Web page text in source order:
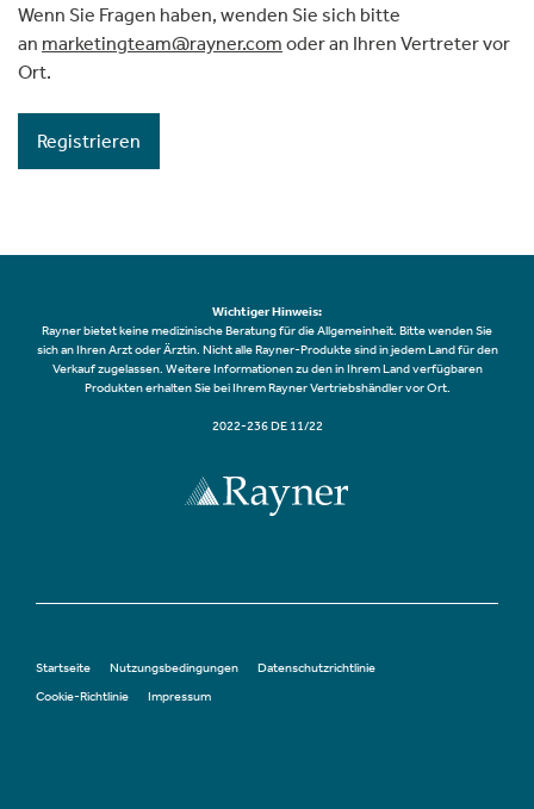
Wenn Sie Fragen haben, wenden Sie sich bitte
an marketingteam@rayner.com oder an Ihren Vertreter vor
Ort.
Wichtiger Hinweis:
Rayner bietet keine medizinische Beratung für die Allgemeinheit. Bitte wenden Sie
sich an Ihren Arzt oder Ärztin. Nicht alle Rayner-Produkte sind in jedem Land für den
Verkauf zugelassen. Weitere Informationen zu den in Ihrem Land verfügbaren
Produkten erhalten Sie bei Ihrem Rayner Vertriebshändler vor Ort.
2022-236 DE 11/22
Startseite Nutzungsbedingungen
Datenschutzrichtlinie
Cookie-Richtlinie
Impressum